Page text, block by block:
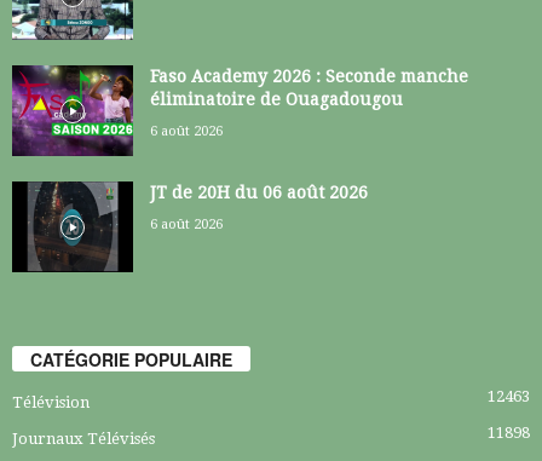
Faso Academy 2026 : Seconde manche
éliminatoire de Ouagadougou
6 août 2026
JT de 20H du 06 août 2026
6 août 2026
CATÉGORIE POPULAIRE
Télévision 12463
Journaux Télévisés
11898